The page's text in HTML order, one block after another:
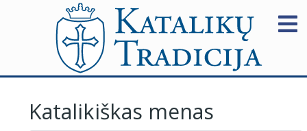
Katalikiškas menas